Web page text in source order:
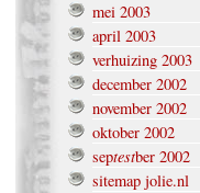
mei 2003
april 2003
verhuizing 2003
december 2002
november 2002
oktober 2002
septestber 2002
sitemap jolie.nl